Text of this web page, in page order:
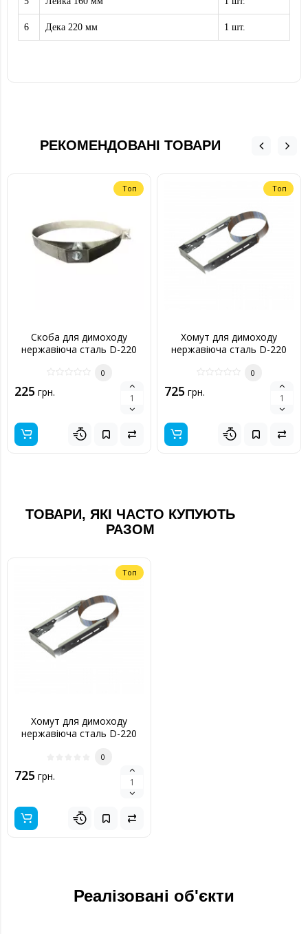
6 Дека 220 мм 1 шт.
РЕКОМЕНДОВАНІ ТОВАРИ
Топ
Скоба для димоходу
нержавіюча сталь D-220
0
225 грн.
Топ
Хомут для димоходу
нержавіюча сталь D-220
0
725 грн.
ТОВАРИ, ЯКІ ЧАСТО КУПУЮТЬ
РАЗОМ
Топ
Хомут для димоходу
нержавіюча сталь D-220
0
725 грн.
Реалізовані об'єкти